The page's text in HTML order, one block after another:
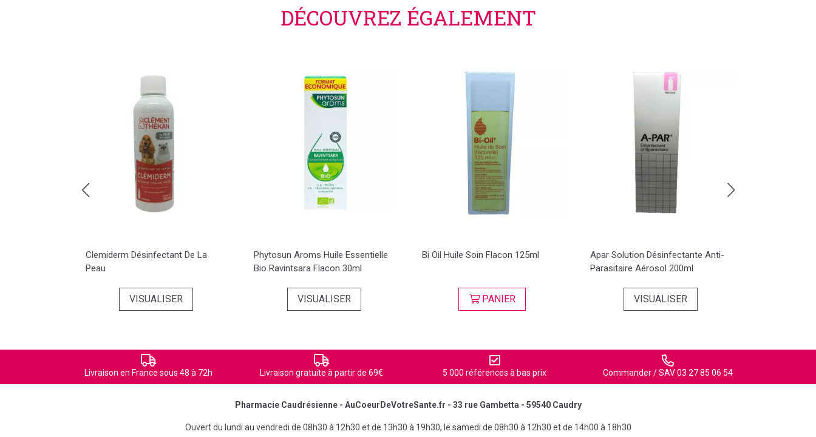
DÉCOUVREZ ÉGALEMENT
Clemiderm Désinfectant De La
Peau
VISUALISER
Phytosun Aroms Huile Essentielle
Bio Ravintsara Flacon 30ml
VISUALISER
Bi Oil Huile Soin Flacon 125ml
PANIER
Apar Solution Désinfectante Anti-
Parasitaire Aérosol 200ml
VISUALISER
Livraison en France sous 48 à 72h Livraison gratuite à partir de 69€ 5 000 références à bas prix Commander / SAV 03 27 85 06 54
Pharmacie Caudrésienne - AuCoeurDeVotreSante.fr - 33 rue Gambetta - 59540 Caudry
Ouvert du lundi au vendredi de 08h30 à 12h30 et de 13h30 à 19h30, le samedi de 08h30 à 12h30 et de 14h00 à 18h30